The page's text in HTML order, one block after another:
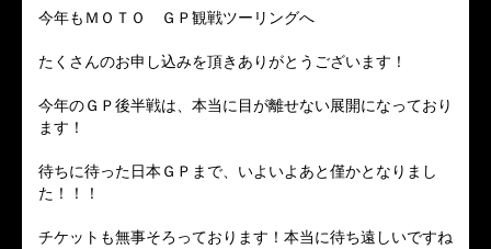
今年もＭＯＴＯ ＧＰ観戦ツーリングへ
たくさんのお申し込みを頂きありがとうございます！
今年のＧＰ後半戦は、本当に目が離せない展開になっており
ます！
待ちに待った日本ＧＰまで、いよいよあと僅かとなりまし
た！！！
チケットも無事そろっております！本当に待ち遠しいですね